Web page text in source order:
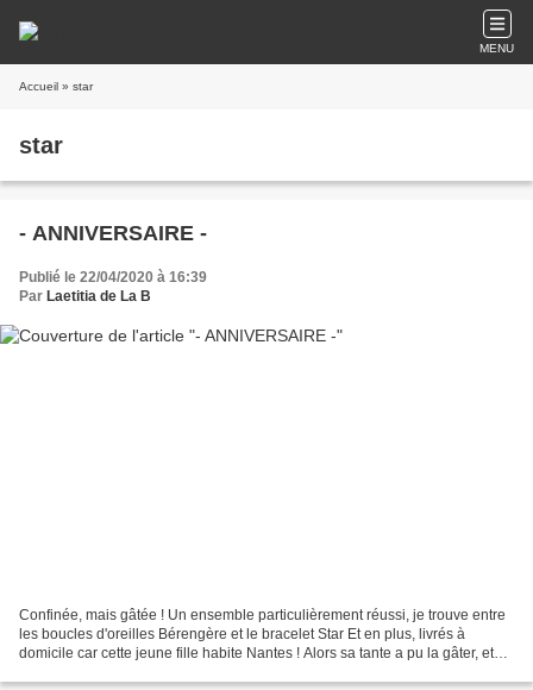
MENU
Accueil » star
star
- ANNIVERSAIRE -
Publié le 22/04/2020 à 16:39
Par Laetitia de La B
Confinée, mais gâtée ! Un ensemble particulièrement réussi, je trouve entre
les boucles d'oreilles Bérengère et le bracelet Star Et en plus, livrés à
domicile car cette jeune fille habite Nantes ! Alors sa tante a pu la gâter, et